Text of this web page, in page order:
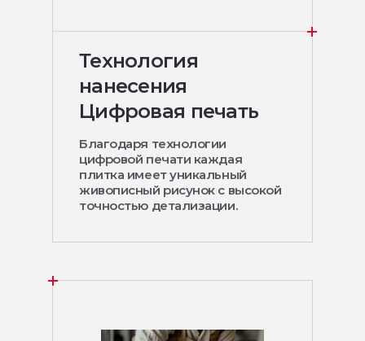
Технология
нанесения
Цифровая печать
Благодаря технологии
цифровой печати каждая
плитка имеет уникальный
живописный рисунок с высокой
точностью детализации.